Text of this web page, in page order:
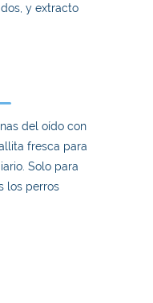
y extracto
del oído con
fresca para
Solo para
los perros